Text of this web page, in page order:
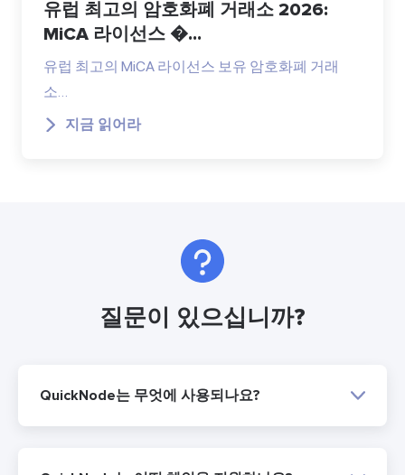
유럽 최고의 암호화폐 거래소 2026:
MiCA 라이선스 �...
유럽 최고의 MiCA 라이선스 보유 암호화폐 거래
소…
지금 읽어라
질문이 있으십니까?
QuickNode는 무엇에 사용되나요?